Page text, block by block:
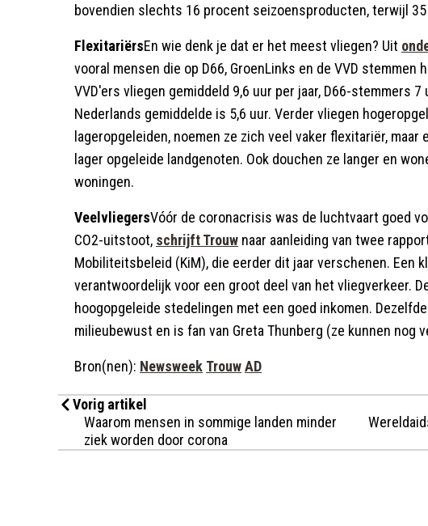
bovendien slechts 16 procent seizoensproducten, terwijl
FlexitariërsEn wie denk je dat er het meest vliegen? Uit
vooral mensen die op D66, GroenLinks en de VVD stemmen
VVD'ers vliegen gemiddeld 9,6 uur per jaar, D66-stemmers
Nederlands gemiddelde is 5,6 uur. Verder vliegen
lageropgeleiden, noemen ze zich veel vaker flexitariër, maar
lager opgeleide landgenoten. Ook douchen ze langer en
woningen.
VeelvliegersVóór de coronacrisis was de luchtvaart goed
CO2-uitstoot, schrijft Trouw naar aanleiding van twee
Mobiliteitsbeleid (KiM), die eerder dit jaar verschenen. Een
verantwoordelijk voor een groot deel van het vliegverkeer.
hoogopgeleide stedelingen met een goed inkomen.
milieubewust en is fan van Greta Thunberg (ze kunnen nog
Bron(nen): Newsweek TrouwAD
Vorig artikel
Waarom mensen in sommige landen minder
ziek worden door corona